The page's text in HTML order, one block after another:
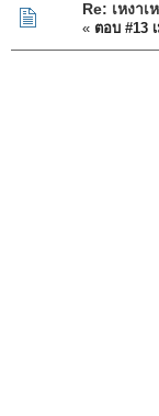
Re: เหงา
« ตอบ #13